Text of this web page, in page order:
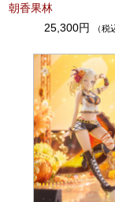
朝香果林
25,300円
（税